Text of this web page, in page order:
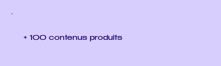
+ 100 contenus produits